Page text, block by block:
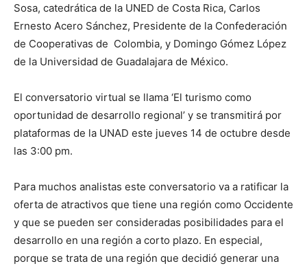
Sosa, catedrática de la UNED de Costa Rica, Carlos
Ernesto Acero Sánchez, Presidente de la Confederación
de Cooperativas de Colombia, y Domingo Gómez López
de la Universidad de Guadalajara de México.
El conversatorio virtual se llama ‘El turismo como
oportunidad de desarrollo regional’ y se transmitirá por
plataformas de la UNAD este jueves 14 de octubre desde
las 3:00 pm.
Para muchos analistas este conversatorio va a ratificar la
oferta de atractivos que tiene una región como Occidente
y que se pueden ser consideradas posibilidades para el
desarrollo en una región a corto plazo. En especial,
porque se trata de una región que decidió generar una